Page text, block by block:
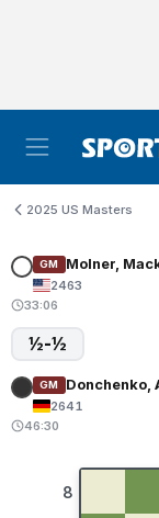
2025 US Masters
GM Molner,
2463
33:06
½-½
GM Donchenko,
2641
46:30
8